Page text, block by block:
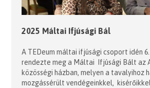
2025 Máltai Ifjúsági Bál
A TEDeum máltai ifjúsági csoport idén
rendezte meg a Máltai Ifjúsági Bált az
közösségi házban, melyen a tavalyihoz
mozgássérült vendégeinkkel,